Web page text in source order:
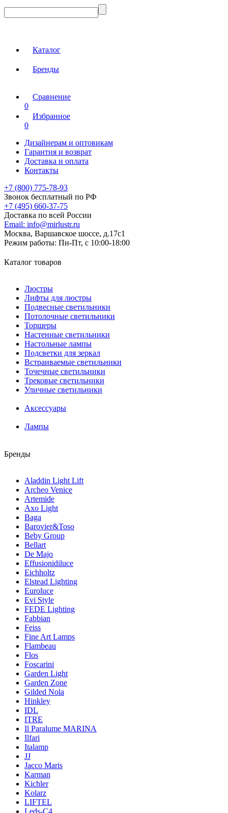
Каталог
Бренды
Сравнение
0
Избранное
0
Дизайнерам и оптовикам
Гарантия и возврат
Доставка и оплата
Контакты
+7 (800) 775-78-93
Звонок бесплатный по РФ
+7 (495) 660-37-75
Доставка по всей России
Email: info@mirlustr.ru
Москва, Варшавское шоссе, д.17c1
Режим работы: Пн-Пт, с 10:00-18:00
Каталог товаров
Люстры
Лифты для люстры
Подвесные светильники
Потолочные светильники
Торшеры
Настенные светильники
Настольные лампы
Подсветки для зеркал
Встраиваемые светильники
Точечные светильники
Трековые светильники
Уличные светильники
Аксессуары
Лампы
Бренды
Aladdin Light Lift
Archeo Venice
Artemide
Axo Light
Baga
Barovier&Toso
Beby Group
Bellart
De Majo
Effusionidiluce
Eichholtz
Elstead Lighting
Euroluce
Evi Style
FEDE Lighting
Fabbian
Feiss
Fine Art Lamps
Flambeau
Flos
Foscarini
Garden Light
Garden Zone
Gilded Nola
Hinkley
IDL
ITRE
Il Paralume MARINA
Ilfari
Italamp
JJ
Jacco Maris
Karman
Kichler
Kolarz
LIFTEL
Leds-C4